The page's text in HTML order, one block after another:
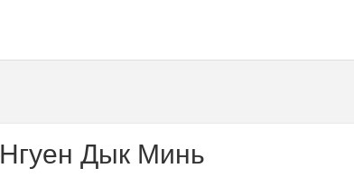
Нгуен Дык Минь